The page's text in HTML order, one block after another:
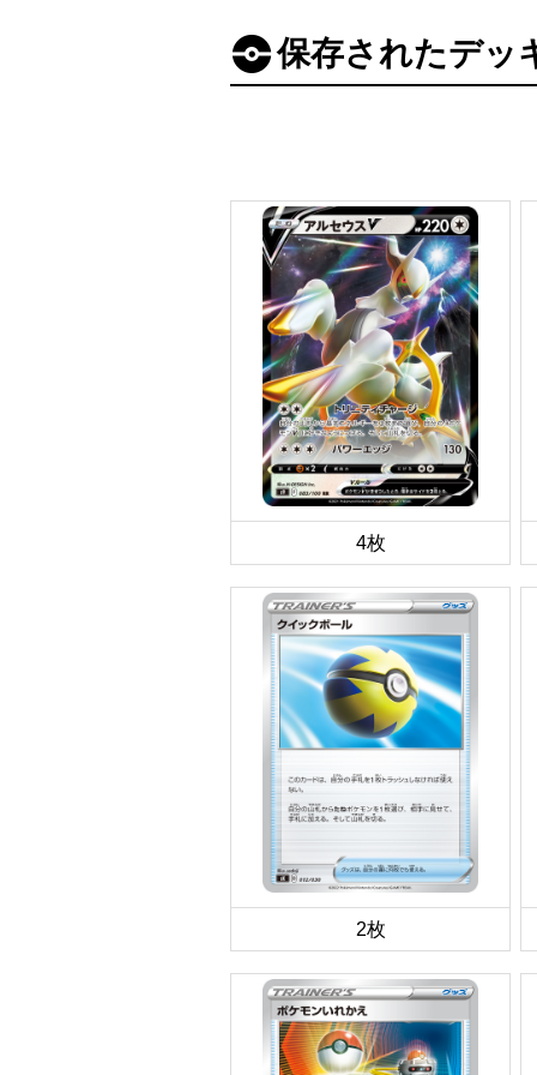
保存されたデッ
4枚
2枚